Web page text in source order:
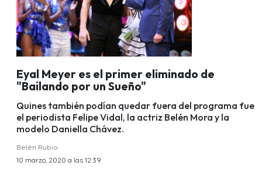
Eyal Meyer es el primer eliminado de
"Bailando por un Sueño"
Quines también podían quedar fuera del programa fue
el periodista Felipe Vidal, la actriz Belén Mora y la
modelo Daniella Chávez.
Belén Rubio
10 marzo, 2020 a las 12:39